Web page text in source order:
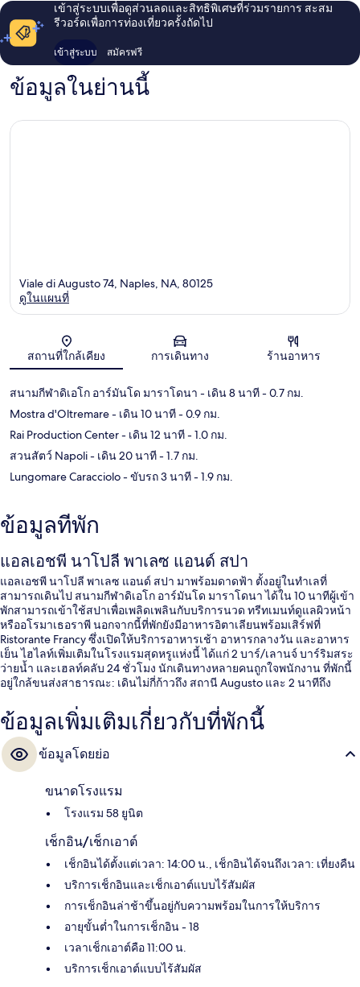
เข้าสู่ระบบเพื่อดูส่วนลดและสิทธิพิเศษที่ร่วมรายการ สะสม
รีวอร์ดเพื่อการท่องเที่ยวครั้งถัดไป
เข้าสู่ระบบ สมัครฟรี
ข้อมูลในย่านนี้
แผนที่
Viale di Augusto 74, Naples, NA, 80125
ดูในแผนที่
สถานที่ใกล้เคียง การเดินทาง ร้านอาหาร
สนามกีฬาดิเอโก อาร์มันโด มาราโดนา - เดิน 8 นาที- 0.7 กม.
Mostra d'Oltremare- เดิน 10 นาที- 0.9 กม.
Rai Production Center- เดิน 12 นาที- 1.0 กม.
สวนสัตว์ Napoli- เดิน 20 นาที- 1.7 กม.
Lungomare Caracciolo- ขับรถ 3 นาที- 1.9 กม.
ข้อมูลที่พัก
แอลเอชพี นาโปลี พาเลซ แอนด์ สปา
แอลเอชพี นาโปลี พาเลซ แอนด์ สปา มาพร้อมดาดฟ้า ตั้งอยู่ในทำเลที่
สามารถเดินไป สนามกีฬาดิเอโก อาร์มันโด มาราโดนา ได้ใน 10 นาทีผู้เข้า
พักสามารถเข้าใช้สปาเพื่อเพลิดเพลินกับบริการนวด ทรีทเมนท์ดูแลผิวหน้า
หรืออโรมาเธอราพี นอกจากนี้ที่พักยังมีอาหารอิตาเลียนพร้อมเสิร์ฟที่
Ristorante Francy ซึ่งเปิดให้บริการอาหารเช้า อาหารกลางวัน และอาหาร
เย็น ไฮไลท์เพิ่มเติมในโรงแรมสุดหรูแห่งนี้ ได้แก่ 2 บาร์/เลานจ์ บาร์ริมสระ
ว่ายน้ำ และเฮลท์คลับ 24 ชั่วโมง นักเดินทางหลายคนถูกใจพนักงาน ที่พักนี้
อยู่ใกล้ขนส่งสาธารณะ: เดินไม่กี่ก้าวถึง สถานี Augusto และ 2 นาทีถึง
ข้อมูลเพิ่มเติมเกี่ยวกับที่พักนี้
ข้อมูลโดยย่อ
ขนาดโรงแรม
โรงแรม 58 ยูนิต
เช็กอิน/เช็กเอาต์
เช็กอินได้ตั้งแต่เวลา: 14:00 น., เช็กอินได้จนถึงเวลา: เที่ยงคืน
บริการเช็กอินและเช็กเอาต์แบบไร้สัมผัส
การเช็กอินล่าช้าขึ้นอยู่กับความพร้อมในการให้บริการ
อายุขั้นต่ำในการเช็กอิน - 18
เวลาเช็กเอาต์คือ 11:00 น.
บริการเช็กเอาต์แบบไร้สัมผัส